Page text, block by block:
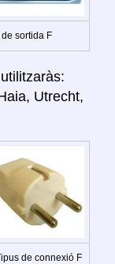
sortida F
utilitzaràs:
Utrecht,
de connexió F